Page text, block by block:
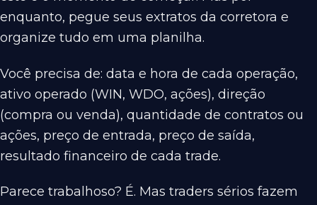
enquanto, pegue seus extratos da corretora e
organize tudo em uma planilha.
Você precisa de: data e hora de cada operação,
ativo operado (WIN, WDO, ações), direção
(compra ou venda), quantidade de contratos ou
ações, preço de entrada, preço de saída,
resultado financeiro de cada trade.
Parece trabalhoso? É. Mas traders sérios fazem